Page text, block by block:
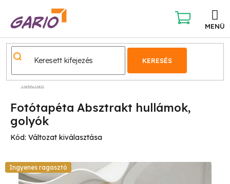
KERESÉS
KOSÁR
Tapéták
Fotótapéta Absztrakt hullámok,
golyók
Kód: Változat kiválasztása
Ingyenes ragasztó